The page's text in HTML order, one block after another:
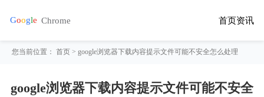
首页资讯
您当前位置：首页 > google浏览器下载内容提示文件可能不安全怎么处理
google浏览器下载内容提示文件可能不安全